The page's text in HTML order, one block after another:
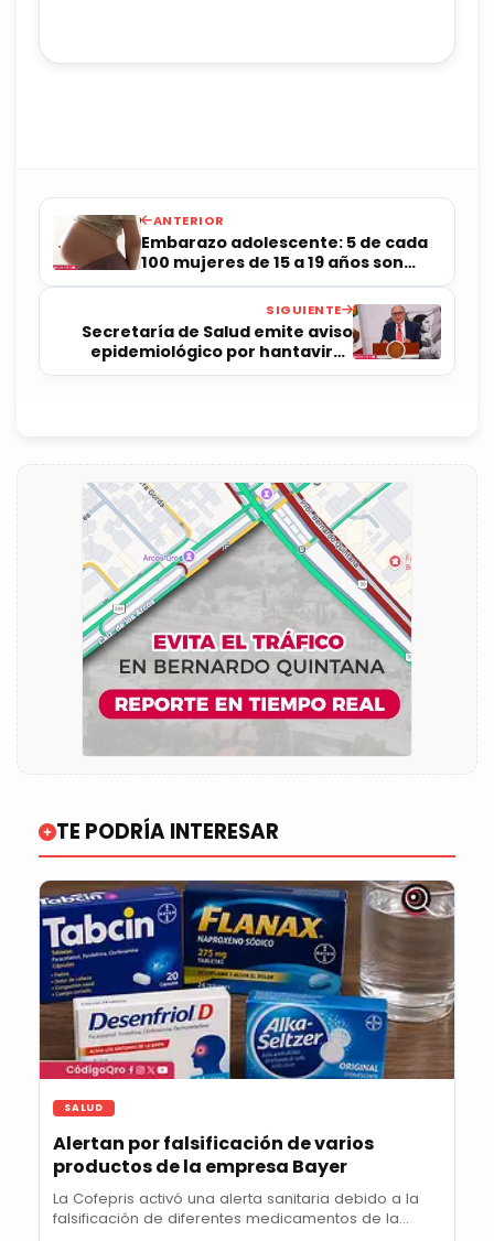
ANTERIOR
Embarazo adolescente: 5 de cada
100 mujeres de 15 a 19 años son
madres
SIGUIENTE
Secretaría de Salud emite aviso
epidemiológico por hantavirus
tras brote en crucero
TE PODRÍA INTERESAR
SALUD
Alertan por falsificación de varios
productos de la empresa Bayer
La Cofepris activó una alerta sanitaria debido a la
falsificación de diferentes medicamentos de la...